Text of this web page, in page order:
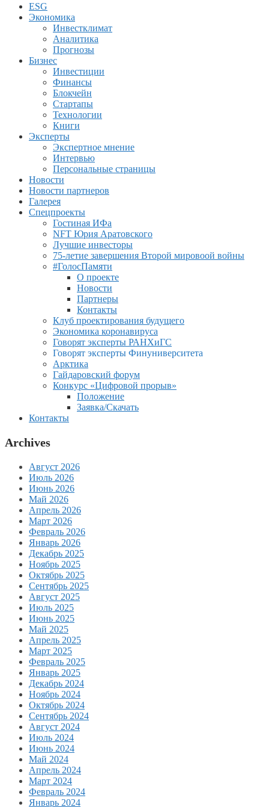
ESG
Экономика
Инвестклимат
Аналитика
Прогнозы
Бизнес
Инвестиции
Финансы
Блокчейн
Стартапы
Технологии
Книги
Эксперты
Экспертное мнение
Интервью
Персональные страницы
Новости
Новости партнеров
Галерея
Спецпроекты
Гостиная ИФа
NFT Юрия Аратовского
Лучшие инвесторы
75-летие завершения Второй мировоой войны
#ГолосПамяти
О проекте
Новости
Партнеры
Контакты
Клуб проектирования будущего
Экономика коронавируса
Говорят эксперты РАНХиГС
Говорят эксперты Финуниверситета
Арктика
Гайдаровский форум
Конкурс «Цифровой прорыв»
Положение
Заявка/Скачать
Контакты
Archives
Август 2026
Июль 2026
Июнь 2026
Май 2026
Апрель 2026
Март 2026
Февраль 2026
Январь 2026
Декабрь 2025
Ноябрь 2025
Октябрь 2025
Сентябрь 2025
Август 2025
Июль 2025
Июнь 2025
Май 2025
Апрель 2025
Март 2025
Февраль 2025
Январь 2025
Декабрь 2024
Ноябрь 2024
Октябрь 2024
Сентябрь 2024
Август 2024
Июль 2024
Июнь 2024
Май 2024
Апрель 2024
Март 2024
Февраль 2024
Январь 2024